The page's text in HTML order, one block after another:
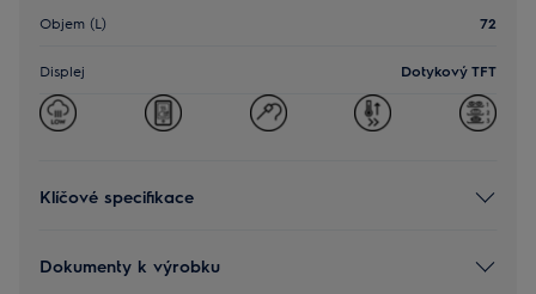
Objem (L) 72
Displej Dotykový TFT
Klíčové specifikace
Dokumenty k výrobku